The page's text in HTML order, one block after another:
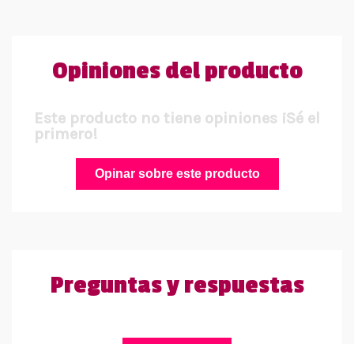
Opiniones del producto
Este producto no tiene opiniones ¡Sé el
primero!
Opinar sobre este producto
Preguntas y respuestas